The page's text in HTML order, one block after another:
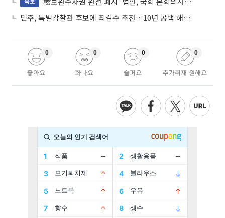
민주, 특별감찰관 후보에 최길수 추천…10년 공백 해소 속도
좋아요
0
화나요
0
슬퍼요
0
추가취재 원해요
0